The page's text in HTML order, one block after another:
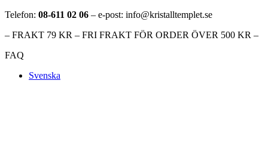
Telefon: 08-611 02 06 – e-post: info@kristalltemplet.se
– FRAKT 79 KR – FRI FRAKT FÖR ORDER ÖVER 500 KR –
FAQ
Svenska